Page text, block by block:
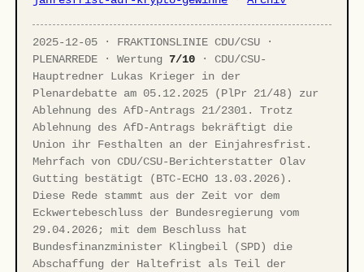
2025-12-05 · FRAKTIONSLINIE CDU/CSU ·
PLENARREDE · Wertung 7/10 · CDU/CSU-
Hauptredner Lukas Krieger in der
Plenardebatte am 05.12.2025 (PlPr 21/48) zur
Ablehnung des AfD-Antrags 21/2301. Trotz
Ablehnung des AfD-Antrags bekräftigt die
Union ihr Festhalten an der Einjahresfrist.
Mehrfach von CDU/CSU-Berichterstatter Olav
Gutting bestätigt (BTC-ECHO 13.03.2026).
Diese Rede stammt aus der Zeit vor dem
Eckwertebeschluss der Bundesregierung vom
29.04.2026; mit dem Beschluss hat
Bundesfinanzminister Klingbeil (SPD) die
Abschaffung der Haltefrist als Teil der